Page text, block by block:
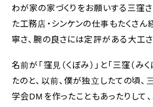
わが家の家づくりをお願いする三窪
た工務店・シンケンの仕事もたくさん
寧さ、腕の良さには定評がある大工さ
名前が「窪見（くぼみ）」と「三窪（み
たのと、以前、僕が独立したての頃
学会DMを作ったこともあったりして